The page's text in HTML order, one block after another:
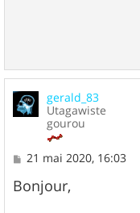
gerald_83
Utagawiste
gourou
M
s
s
21 mai 2020, 16:03
Bonjour,